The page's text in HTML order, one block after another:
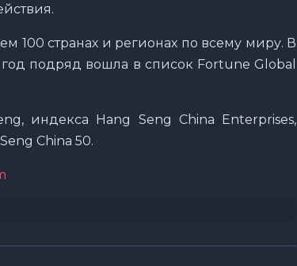
100 странах и регионах по всему миру. В
подряд вошла в список Fortune Global
индекса Hang Seng China Enterprises,
China 50.